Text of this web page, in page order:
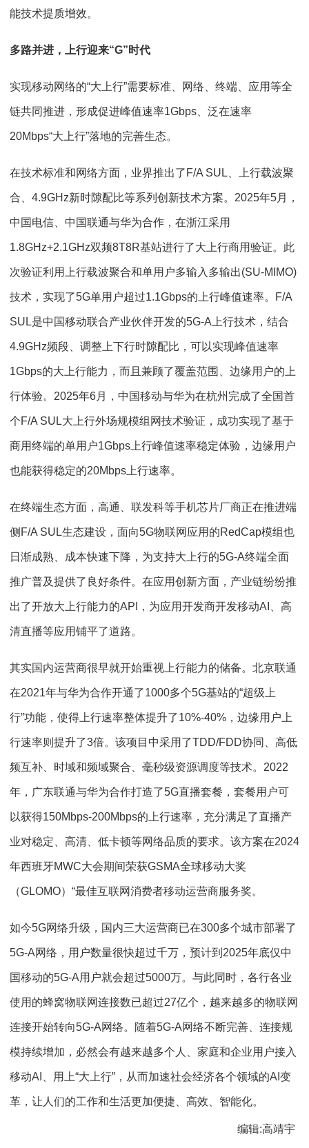
能技术提质增效。
多路并进，上行迎来“G”时代
实现移动网络的“大上行”需要标准、网络、终端、应用等全
链共同推进，形成促进峰值速率1Gbps、泛在速率
20Mbps“大上行”落地的完善生态。
在技术标准和网络方面，业界推出了F/A SUL、上行载波聚
合、4.9GHz新时隙配比等系列创新技术方案。2025年5月，
中国电信、中国联通与华为合作，在浙江采用
1.8GHz+2.1GHz双频8T8R基站进行了大上行商用验证。此
次验证利用上行载波聚合和单用户多输入多输出(SU-MIMO)
技术，实现了5G单用户超过1.1Gbps的上行峰值速率。F/A
SUL是中国移动联合产业伙伴开发的5G-A上行技术，结合
4.9GHz频段、调整上下行时隙配比，可以实现峰值速率
1Gbps的大上行能力，而且兼顾了覆盖范围、边缘用户的上
行体验。2025年6月，中国移动与华为在杭州完成了全国首
个F/A SUL大上行外场规模组网技术验证，成功实现了基于
商用终端的单用户1Gbps上行峰值速率稳定体验，边缘用户
也能获得稳定的20Mbps上行速率。
在终端生态方面，高通、联发科等手机芯片厂商正在推进端
侧F/A SUL生态建设，面向5G物联网应用的RedCap模组也
日渐成熟、成本快速下降，为支持大上行的5G-A终端全面
推广普及提供了良好条件。在应用创新方面，产业链纷纷推
出了开放大上行能力的API，为应用开发商开发移动AI、高
清直播等应用铺平了道路。
其实国内运营商很早就开始重视上行能力的储备。北京联通
在2021年与华为合作开通了1000多个5G基站的“超级上
行”功能，使得上行速率整体提升了10%-40%，边缘用户上
行速率则提升了3倍。该项目中采用了TDD/FDD协同、高低
频互补、时域和频域聚合、毫秒级资源调度等技术。2022
年，广东联通与华为合作打造了5G直播套餐，套餐用户可
以获得150Mbps-200Mbps的上行速率，充分满足了直播产
业对稳定、高清、低卡顿等网络品质的要求。该方案在2024
年西班牙MWC大会期间荣获GSMA全球移动大奖
（GLOMO）“最佳互联网消费者移动运营商服务奖。
如今5G网络升级，国内三大运营商已在300多个城市部署了
5G-A网络，用户数量很快超过千万，预计到2025年底仅中
国移动的5G-A用户就会超过5000万。与此同时，各行各业
使用的蜂窝物联网连接数已超过27亿个，越来越多的物联网
连接开始转向5G-A网络。随着5G-A网络不断完善、连接规
模持续增加，必然会有越来越多个人、家庭和企业用户接入
移动AI、用上“大上行”，从而加速社会经济各个领域的AI变
革，让人们的工作和生活更加便捷、高效、智能化。
编辑:高靖宇